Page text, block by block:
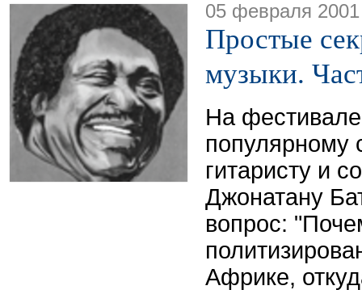
05 февраля 2001
Простые
музыки.
На
популярному
гитаристу и
Джонатану
вопрос:
Африке,